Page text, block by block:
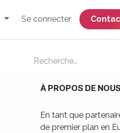
Se connecter
À PROPOS DE NOUS
En tant que
de premier plan en